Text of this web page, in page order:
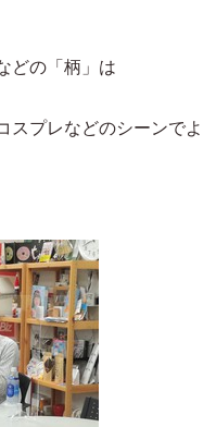
どの「柄」は
スプレなどのシーンでよ